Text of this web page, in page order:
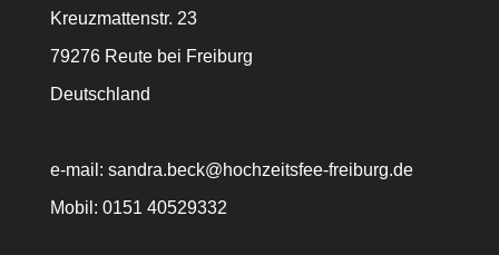
Kreuzmattenstr. 23
79276 Reute bei Freiburg
Deutschland
e-mail: sandra.beck@hochzeitsfee-freiburg.de
Mobil: 0151 40529332